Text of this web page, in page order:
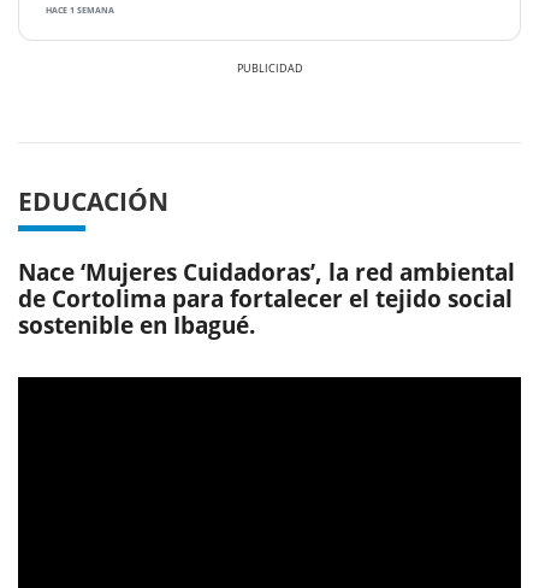
HACE 1 SEMANA
EDUCACIÓN
Nace ‘Mujeres Cuidadoras’, la red ambiental
de Cortolima para fortalecer el tejido social
sostenible en Ibagué.